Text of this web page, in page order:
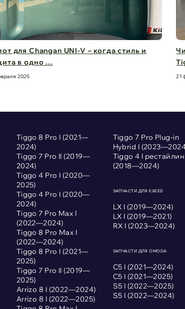
обзор на 360° – стекла для Chery
8 Pro M ...
2025 21
Tiggo 8 Pro I (2021—
2024)
Tiggo 7 Pro II (2019—
2024)
Tiggo 4 Pro I (2020—
2025)
Tiggo 4 Pro I (2020—
2024)
Tiggo 7 Pro Max I
(2022—2024)
Tiggo 8 Pro Max I
(2022—2024)
Tiggo 8 Pro I (2021—
2025)
Tiggo 7 Pro II (2019—
2025)
Arrizo 8 I (2022—2024)
Arrizo 8 I (2022—2025)
Tiggo 7 Pro Plug-in
Hybrid I
Tiggo 4 I
(2018—2024)
ЗАПЧАСТИ ДЛЯ EXEED
LX I (2019—2024)
LX I (2019—2021)
RX I (2023—2024)
ЗАПЧАСТИ ДЛЯ OMODA
С5 I (2021—2024)
С5 I (2021—2025)
S5 I (2022—2025)
S5 I (2022—2024)